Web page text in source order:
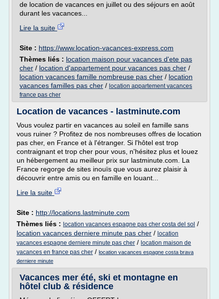
de location de vacances en juillet ou des séjours en août
durant les vacances...
Lire la suite
Site : https://www.location-vacances-express.com
Thèmes liés : location maison pour vacances d'ete pas
cher / location d'appartement pour vacances pas cher /
location vacances famille nombreuse pas cher / location
vacances familles pas cher / location appartement vacances
france pas cher
Location de vacances - lastminute.com
Vous voulez partir en vacances au soleil en famille sans
vous ruiner ? Profitez de nos nombreuses offres de location
pas cher, en France et à l'étranger. Si l'hôtel est trop
contraignant et trop cher pour vous, n'hésitez plus et louez
un hébergement au meilleur prix sur lastminute.com. La
France regorge de sites inouïs que vous aurez plaisir à
découvrir entre amis ou en famille en louant...
Lire la suite
Site : http://locations.lastminute.com
Thèmes liés : location vacances espagne pas cher costa del sol /
location vacances derniere minute pas cher / location
vacances espagne derniere minute pas cher / location maison de
vacances en france pas cher / location vacances espagne costa brava
derniere minute
Vacances mer été, ski et montagne en
hôtel club & résidence